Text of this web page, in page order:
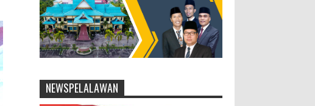
NEWSPELALAWAN